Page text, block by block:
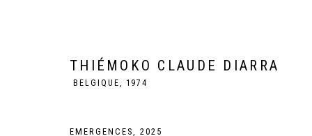
THIÉMOKO CLAUDE DIARRA
BELGIQUE, 1974
EMERGENCES ,2025